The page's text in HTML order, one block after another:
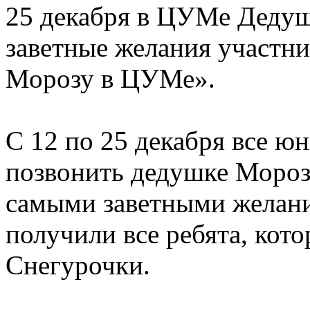
25 декабря в ЦУМе
заветные желания
Морозу в ЦУМе».
С 12 по 25 декабря все
позвонить дедушке
самыми заветными
получили все ребята,
Снегурочки.